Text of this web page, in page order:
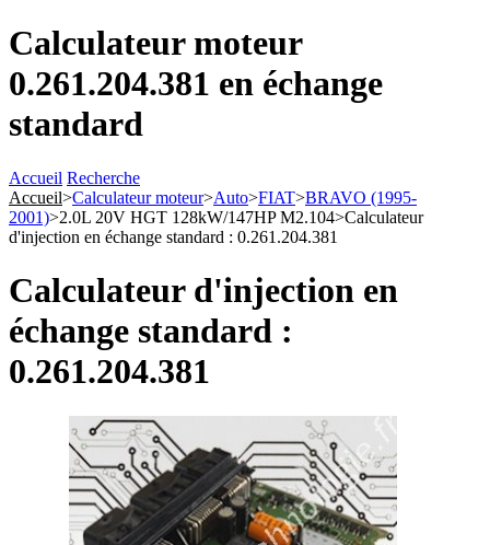
Calculateur moteur
0.261.204.381 en échange
standard
Accueil Recherche
Accueil>Calculateur moteur>Auto>FIAT>BRAVO (1995-
2001)>2.0L 20V HGT 128kW/147HP M2.104>Calculateur
d'injection en échange standard : 0.261.204.381
Calculateur d'injection en
échange standard :
0.261.204.381